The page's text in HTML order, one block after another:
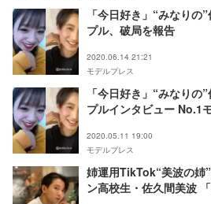
「今日好き」“みなりの
プル、破局を報告
2020.06.14 21:21
モデルプレス
「今日好き」“みなりの
プルインタビュー No.1
2020.05.11 19:00
モデルプレス
姉運用TikTok“美波の姉
ン高校生・佐久間美波